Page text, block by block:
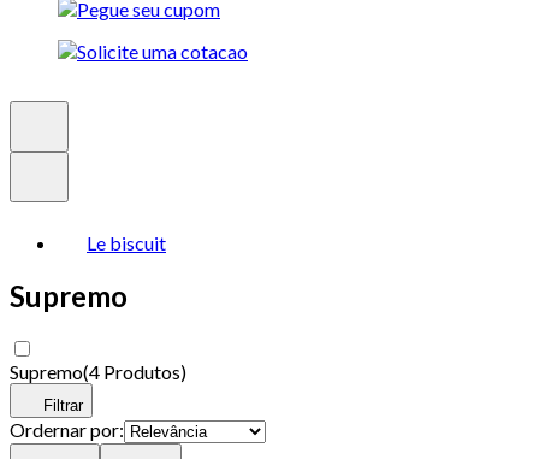
Le biscuit
Supremo
Supremo(4 Produtos)
Filtrar
Ordernar por: